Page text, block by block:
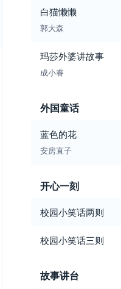
白猫懒懒
郭大森
玛莎外婆讲故事
成小睿
外国童话
蓝色的花
安房直子
开心一刻
校园小笑话两则
校园小笑话三则
故事讲台